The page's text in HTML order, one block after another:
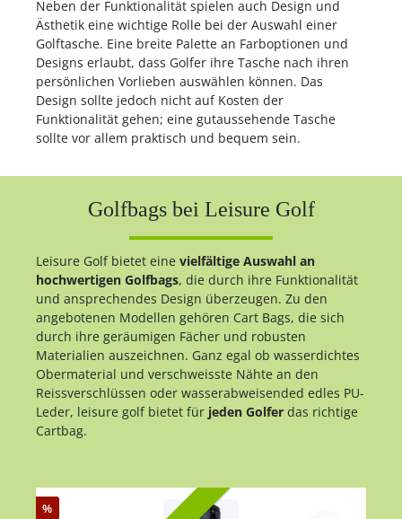
Neben der Funktionalität spielen auch Design und
Ästhetik eine wichtige Rolle bei der Auswahl einer
Golftasche. Eine breite Palette an Farboptionen und
Designs erlaubt, dass Golfer ihre Tasche nach ihren
persönlichen Vorlieben auswählen können. Das
Design sollte jedoch nicht auf Kosten der
Funktionalität gehen; eine gutaussehende Tasche
sollte vor allem praktisch und bequem sein.
Golfbags bei Leisure Golf
Leisure Golf bietet eine vielfältige Auswahl an
hochwertigen Golfbags, die durch ihre Funktionalität
und ansprechendes Design überzeugen. Zu den
angebotenen Modellen gehören Cart Bags, die sich
durch ihre geräumigen Fächer und robusten
Materialien auszeichnen. Ganz egal ob wasserdichtes
Obermaterial und verschweisste Nähte an den
Reissverschlüssen oder wasserabweisended edles PU-
Leder, leisure golf bietet für jeden Golfer das richtige
Cartbag.
%